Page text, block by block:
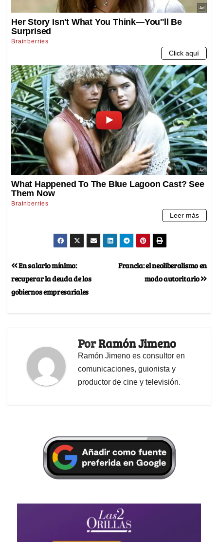
Francia: el neoliberalismo en
modo autoritario
En salario mínimo:
recuperar la deuda de los
gobiernos empresariales
PorRamón Jimeno
Ramón Jimeno es consultor en
comunicaciones, guionista y
productor de cine y televisión.